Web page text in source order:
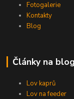
Fotogalerie
Kontakty
Blog
Články na
Lov kaprů
Lov na feeder